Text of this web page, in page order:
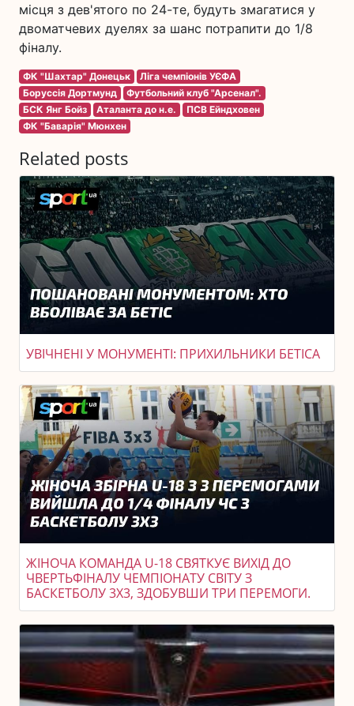
місця з дев'ятого по 24-те, будуть змагатися у
двоматчевих дуелях за шанс потрапити до 1/8
фіналу.
ФК "Шахтар" Донецьк
Ліга чемпіонів УЄФА
Боруссія Дортмунд
Футбольний клуб "Арсенал".
БСК Янг Бойз
Аталанта до н.е.
ПСВ Ейндховен
ФК "Баварія" Мюнхен
Related posts
УВІЧНЕНІ У МОНУМЕНТІ: ПРИХИЛЬНИКИ БЕТІСА
ЖІНОЧА КОМАНДА U-18 СВЯТКУЄ ВИХІД ДО
ЧВЕРТЬФІНАЛУ ЧЕМПІОНАТУ СВІТУ З
БАСКЕТБОЛУ 3X3, ЗДОБУВШИ ТРИ ПЕРЕМОГИ.